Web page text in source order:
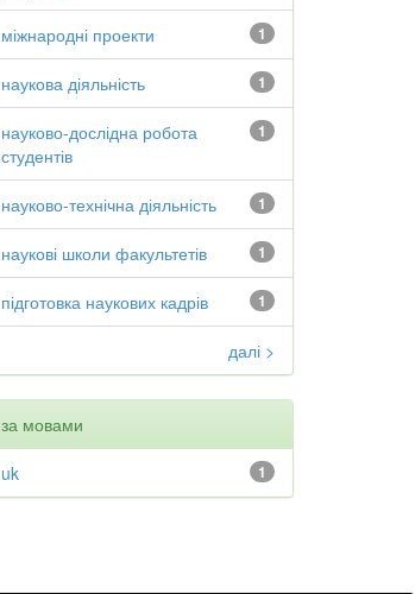
1
міжнародні проекти
1
наукова діяльність
1
науково-дослідна робота
студентів
1
науково-технічна діяльність
1
наукові школи факультетів
1
підготовка наукових кадрів
далі >
за мовами
1
uk